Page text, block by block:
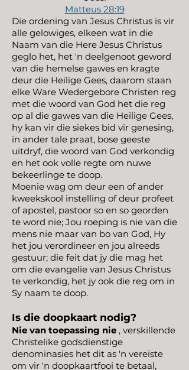
Matteus 28:19
Die ordening van Jesus Christus is vir
alle gelowiges, elkeen wat in die
Naam van die Here Jesus Christus
geglo het, het 'n deelgenoot geword
van die hemelse gawes en kragte
deur die Heilige Gees, daarom staan
elke Ware Wedergebore Christen reg
met die woord van God het die reg
op al die gawes van die Heilige Gees,
hy kan vir die siekes bid vir genesing,
in ander tale praat, bose geeste
uitdryf, die woord van God verkondig
en het ook volle regte om nuwe
bekeerlinge te doop.
Moenie wag om deur een of ander
kweekskool instelling of deur profeet
of apostel, pastoor so en so georden
te word nie; Jou roeping is nie van die
mens nie maar van bo van God, Hy
het jou verordineer en jou alreeds
gestuur; die feit dat jy die mag het
om die evangelie van Jesus Christus
te verkondig, het jy ook die reg om in
Sy naam te doop.
Is die doopkaart nodig?
Nie van toepassing nie , verskillende
Christelike godsdienstige
denominasies het dit as 'n vereiste
om vir 'n doopkaartfooi te betaal,